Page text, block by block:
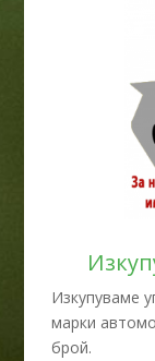
Изкупуваме
марки
брой.